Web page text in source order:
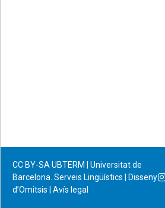
CC BY-SA UBTERM | Universitat de
Barcelona. Serveis Lingüístics
Disseny
d’Omitsis
Avís legal